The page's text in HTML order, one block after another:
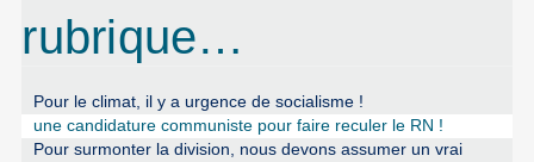
rubrique…
Pour le climat, il y a urgence de socialisme !
une candidature communiste pour faire reculer le RN !
Pour surmonter la division, nous devons assumer un vrai